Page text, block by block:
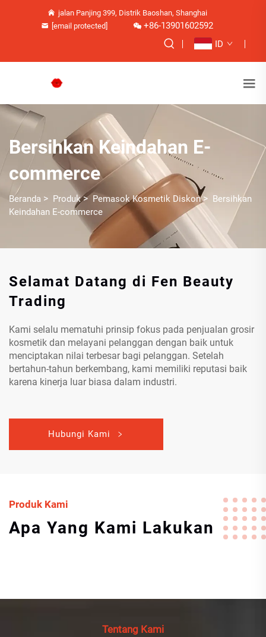
jalan Panjing 399, Distrik Baoshan, Shanghai
[email protected]
+86-13901602592
ID
Bersihkan Keindahan E-
commerce
Beranda > Produk> Pemasok Kosmetik Diskon> Bersihkan
Keindahan E-commerce
Selamat Datang di Fen Beauty
Trading
Kami selalu mematuhi prinsip fokus pada penjualan grosir
kosmetik dan melayani pelanggan dengan baik untuk
menciptakan nilai terbesar bagi pelanggan. Setelah
bertahun-tahun berkembang, kami memiliki reputasi baik
karena kinerja luar biasa dalam industri.
Hubungi Kami
Produk Kami
Apa Yang Kami Lakukan
Tentang Kami